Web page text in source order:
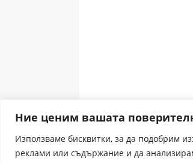
Ние ценим вашата
Използваме бисквитки, за да подобрим
реклами или съдържание и да